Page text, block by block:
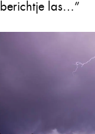
berichtje las…”